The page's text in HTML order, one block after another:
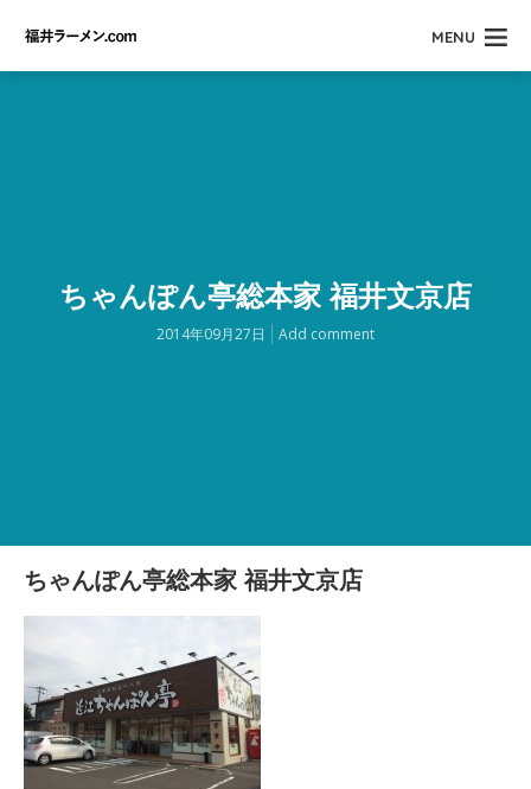
MENU
ちゃんぽん亭総本家 福井文京店
2014年09月27日 Add comment
ちゃんぽん亭総本家 福井文京店